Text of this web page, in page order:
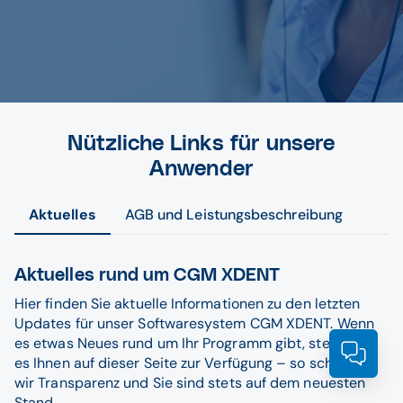
Nützliche Links für unsere
Anwender
Aktuelles AGB und Leistungsbeschreibung
Aktuelles rund um CGM XDENT
Hier finden Sie aktuelle Informationen zu den letzten
Updates für unser Softwaresystem CGM XDENT. Wenn
es etwas Neues rund um Ihr Programm gibt, stellen wir
es Ihnen auf dieser Seite zur Verfügung – so schaffen
wir Transparenz und Sie sind stets auf dem neuesten